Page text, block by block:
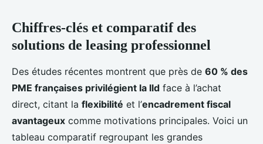
Chiffres-clés et comparatif des
solutions de leasing professionnel
Des études récentes montrent que près de 60 % des
PME françaises privilégient la lld face à l’achat
direct, citant la flexibilité et l’encadrement fiscal
avantageux comme motivations principales. Voici un
tableau comparatif regroupant les grandes